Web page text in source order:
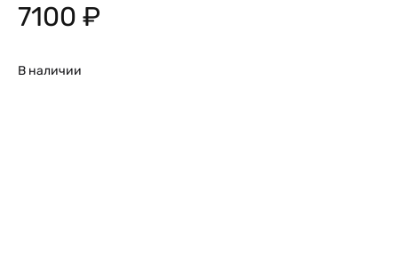
7100 ₽
В наличии